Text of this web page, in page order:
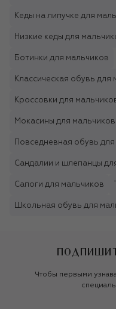
Кеды на липучке для
Низкие кеды для
Ботинки для мальчиков
Классическая обувь для
Кроссовки для
Мокасины для мальчиков
Повседневная обувь
Сандалии и шлепанцы
Сапоги для мальчиков
Школьная обувь для
Чтобы первыми